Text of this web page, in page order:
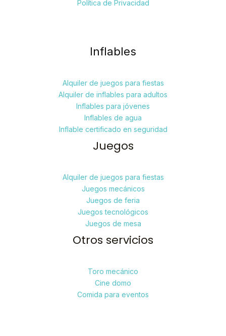
Política de Privacidad
Inflables
Alquiler de juegos para fiestas
Alquiler de inflables para adultos
Inflables para jóvenes
Inflables de agua
Inflable certificado en seguridad
Juegos
Alquiler de juegos para fiestas
Juegos mecánicos
Juegos de feria
Juegos tecnológicos
Juegos de mesa
Otros servicios
Toro mecánico
Cine domo
Comida para eventos